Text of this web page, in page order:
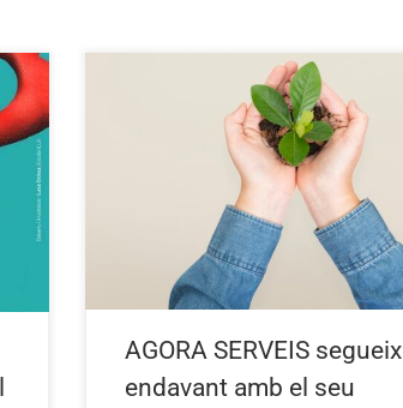
AGORA SERVEIS segueix
endavant amb el seu